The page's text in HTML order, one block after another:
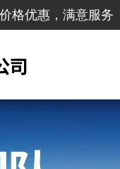
格优惠，满意服务